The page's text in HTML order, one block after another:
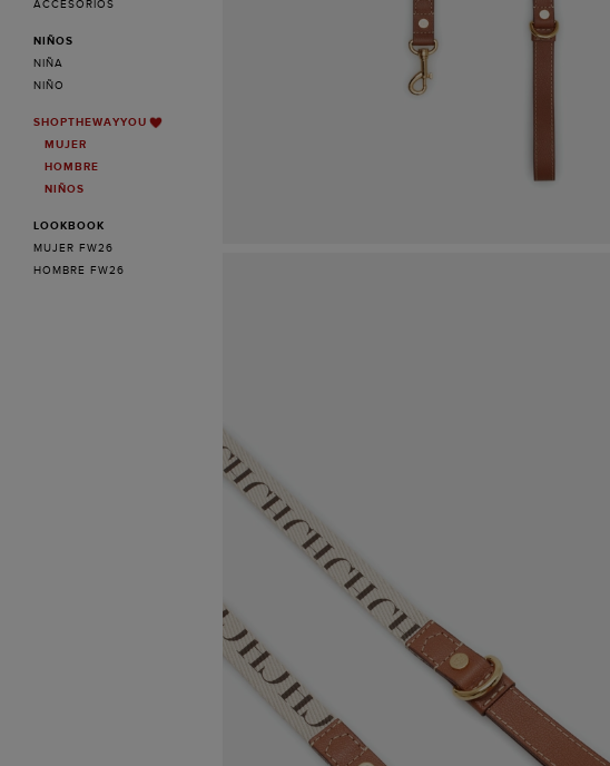
ACCESORIOS
NIÑOS
NIÑA
NIÑO
SHOPTHEWAYYOU
MUJER
HOMBRE
NIÑOS
LOOKBOOK
MUJER FW26
HOMBRE FW26